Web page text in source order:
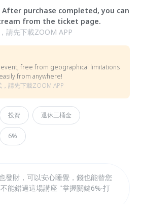
After purchase completed, you can
from the ticket page.
請先下載ZOOM APP
event, free from geographical limitations
from anywhere!
請先下載ZOOM APP
投資 退休三桶金
6%
發財，可以安心睡覺，錢也能替您
能錯過這場講座 "掌握關鍵6%‧打